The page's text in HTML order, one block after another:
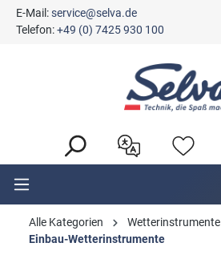
springen
E-Mail:service@selva.de
Telefon:+49 (0) 7425 930 100
Alle Kategorien
Wetterinstrumente
Einbau-Wetterinstrumente